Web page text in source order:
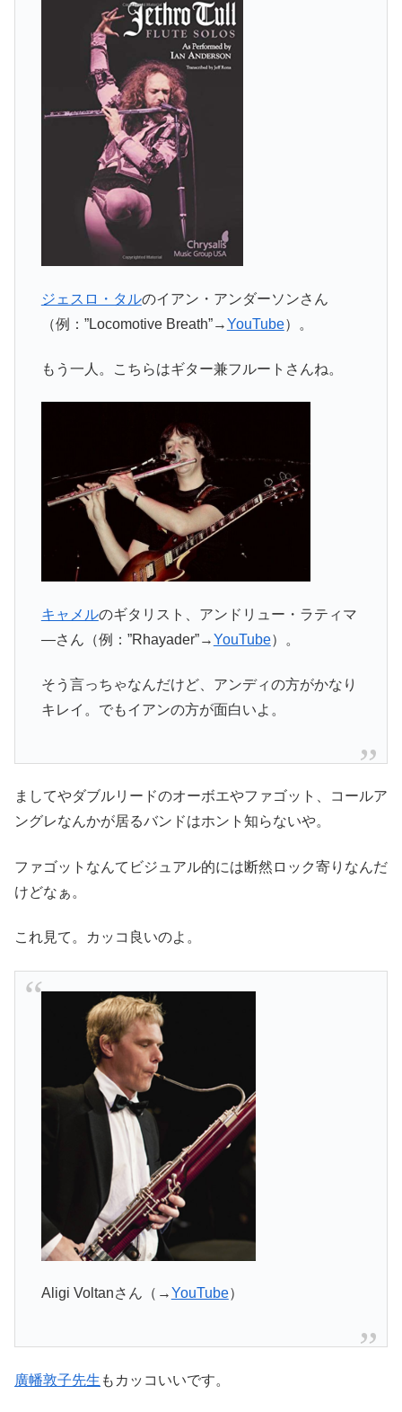
ジェスロ・タルのイアン・アンダーソンさん
（例：”Locomotive Breath”→YouTube）。
もう一人。こちらはギター兼フルートさんね。
キャメルのギタリスト、アンドリュー・ラティマ
―さん（例：”Rhayader”→YouTube）。
そう言っちゃなんだけど、アンディの方がかなり
キレイ。でもイアンの方が面白いよ。
ましてやダブルリードのオーボエやファゴット、コールア
ングレなんかが居るバンドはホント知らないや。
ファゴットなんてビジュアル的には断然ロック寄りなんだ
けどなぁ。
これ見て。カッコ良いのよ。
Aligi Voltanさん（→YouTube）
廣幡敦子先生 もカッコいいです。